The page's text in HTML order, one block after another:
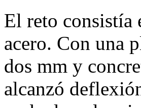
El reto consistía
acero. Con una
dos mm y
alcanzó